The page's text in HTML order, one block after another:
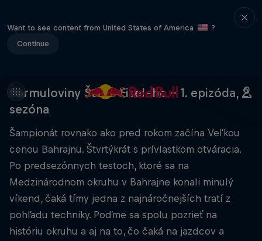
Want to see content from United States of America
?
Continue
Formuloviny Števa Eiseleho – 1. epizóda, 2.
sezóna
Šampionát rovnako ako pred rokom začína Veľkou
cenou Bahrajnu. Štvrtýkrát s prívlastkom otváracia.
Po predsezónnych testoch, ktoré sa na
Medzinárodnom okruhu v Bahrajne konali minulý
víkend, čaká tímy jedna z najnáročnejších tratí z
pohľadu techniky. Poďme sa spolu pozrieť na
históriu okruhu a aj na to, čo čaká na jazdcov a